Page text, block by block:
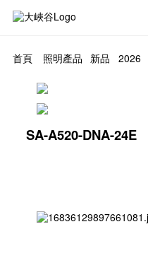
首頁 照明產品 新品 2026
SA-A520-DNA-24E